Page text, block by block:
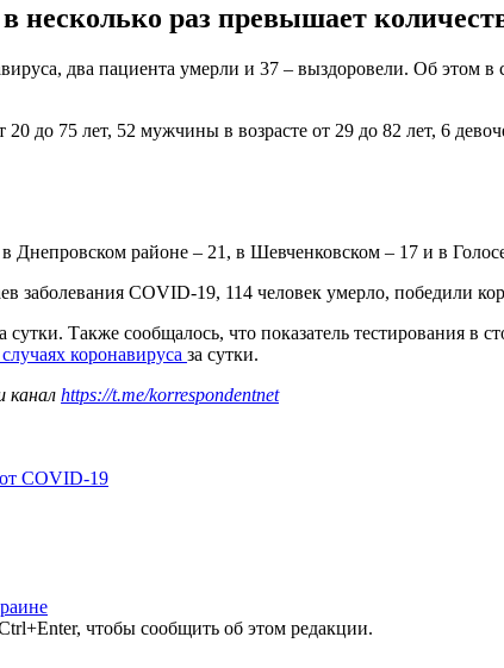
несколько раз превышает
два пациента умерли и 37 – выздоровели. Об этом
до 75 лет, 52 мужчины в возрасте от 29 до 82 лет, 6
районе – 21, в Шевченковском – 17 и в
заболевания COVID-19, 114 человек умерло, победили
сутки. Также сообщалось, что показатель тестирования в
коронавируса за сутки.
канал https://t.me/korrespondentnet
COVID-19
чтобы сообщить об этом редакции.